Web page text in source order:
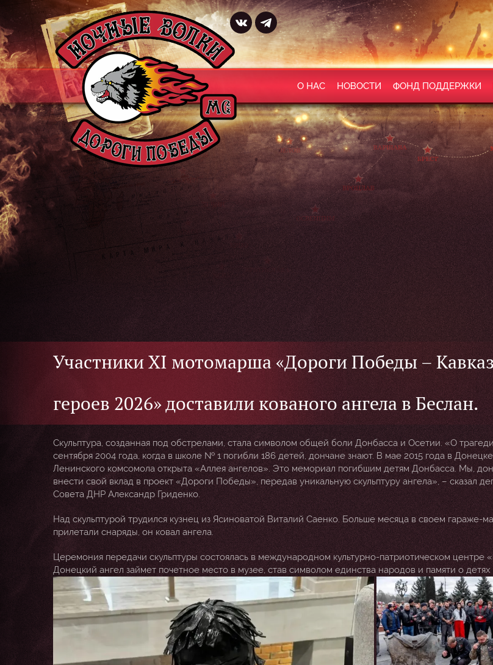
О НАС НОВОСТИ ФОНД ПОДДЕРЖКИ
Участники ХI мотомарша «Дороги Победы –
героев 2026» доставили кованого ангела в Беслан.
Скульптура, созданная под обстрелами, стала символом общей боли Донбасса и Осетии. «О
сентября 2004 года, когда в школе № 1 погибли 186 детей, дончане знают. В мае 2015 года в
Ленинского комсомола открыта «Аллея ангелов». Это мемориал погибшим детям Донбасса. Мы,
внести свой вклад в проект «Дороги Победы», передав уникальную скульптуру ангела», – сказал
Совета ДНР Александр Гриденко.
Над скульптурой трудился кузнец из Ясиноватой Виталий Саенко. Больше месяца в своем гараже-
прилетали снаряды, он ковал ангела.
Церемония передачи скульптуры состоялась в международном культурно-патриотическом центре
Донецкий ангел займет почетное место в музее, став символом единства народов и памяти о